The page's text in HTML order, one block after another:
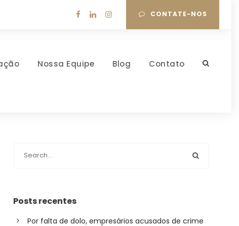
CONTATE-NOS
Nossa Equipe Blog Contato
Posts recentes
Por falta de dolo, empresários acusados de crime